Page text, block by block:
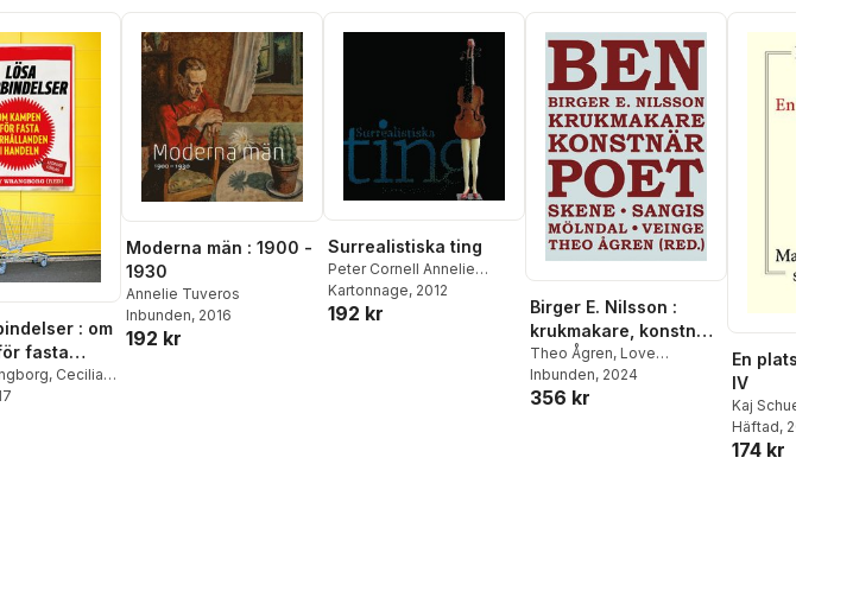
: om
fasta
i handeln
, Cecilia
,Leonidas
Moderna män : 1900 -
1930
Annelie Tuveros
Inbunden, 2016
192 kr
Surrealistiska ting
Peter Cornell Annelie
Tuveros
Kartonnage, 2012
192 kr
Birger E. Nilsson :
krukmakare, konstnär
och poet
Theo Ågren, Love
Jönsson,Hanna Riisager
Annelie Tuveros
Inbunden, 2024
356 kr
En plats i
IV
Kaj Schueler
Sörlin,Patrik
Lysell,Kaj
Häftad, 2013
174 kr